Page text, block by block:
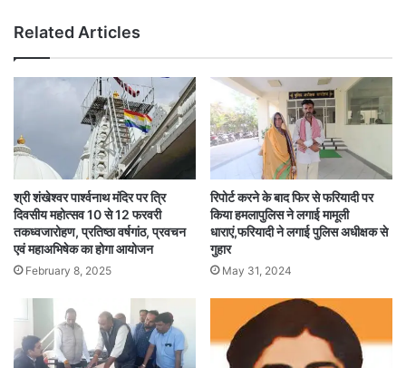
कार्यशाला
आयोजित
Related Articles
श्री शंखेश्वर पार्श्वनाथ मंदिर पर त्रि
दिवसीय महोत्सव 10 से 12 फरवरी
तकध्वजारोहण, प्रतिष्ठा वर्षगांठ, प्रवचन
एवं महाअभिषेक का होगा आयोजन
February 8, 2025
रिपोर्ट करने के बाद फिर से फरियादी पर
किया हमलापुलिस ने लगाई मामूली
धाराएं,फरियादी ने लगाई पुलिस अधीक्षक से
गुहार
May 31, 2024